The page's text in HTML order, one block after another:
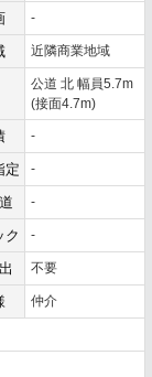
-
近隣商業地域
公道 北 幅員5.7m
(接面4.7m)
-
定 -
-
ク -
不要
仲介